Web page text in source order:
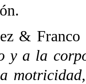
& Franco
y a la